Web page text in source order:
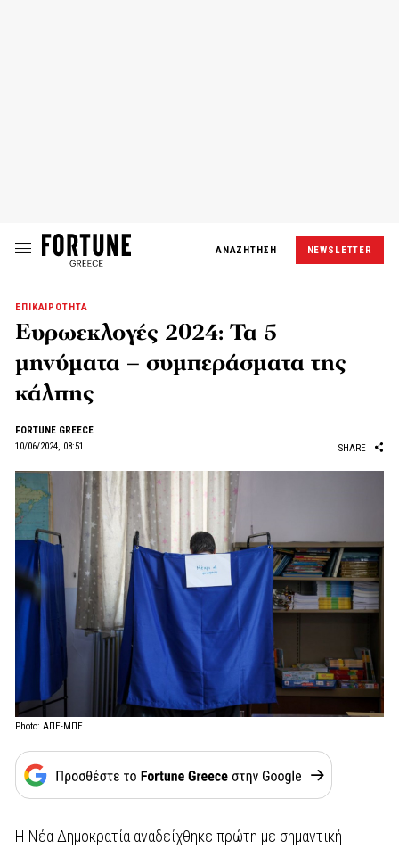
ΑΝΑΖΗΤΗΣΗ NEWSLETTER
ΕΠΙΚΑΙΡΟΤΗΤΑ
Ευρωεκλογές 2024: Τα 5
μηνύματα – συμπεράσματα της
κάλπης
FORTUNE GREECE
10/06/2024, 08:51
SHARE
Photo: ΑΠΕ-ΜΠΕ
Η Νέα Δημοκρατία αναδείχθηκε πρώτη με σημαντική